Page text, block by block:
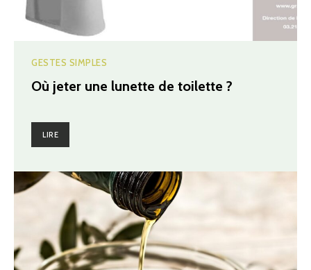
GESTES SIMPLES
Où jeter une lunette de toilette ?
LIRE